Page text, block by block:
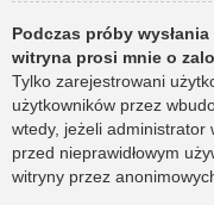
Podczas próby
witryna prosi mnie o
Tylko zarejestrowani
użytkowników przez
wtedy, jeżeli administrator
przed nieprawidłowym
witryny przez